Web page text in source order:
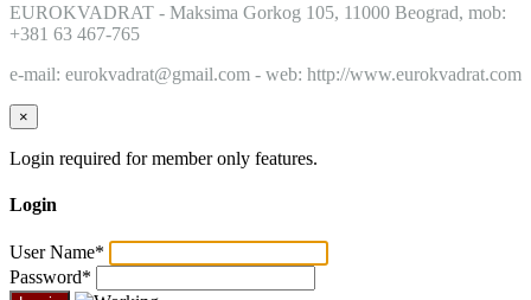
EUROKVADRAT - Maksima Gorkog 105, 11000 Beograd, mob:
+381 63 467-765
e-mail: eurokvadrat@gmail.com - web: http://www.eurokvadrat.com
×
Login required for member only features.
Login
User Name*
Password*